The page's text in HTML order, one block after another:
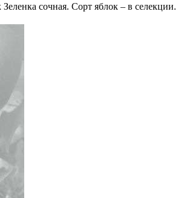
сочная. Сорт яблок – в